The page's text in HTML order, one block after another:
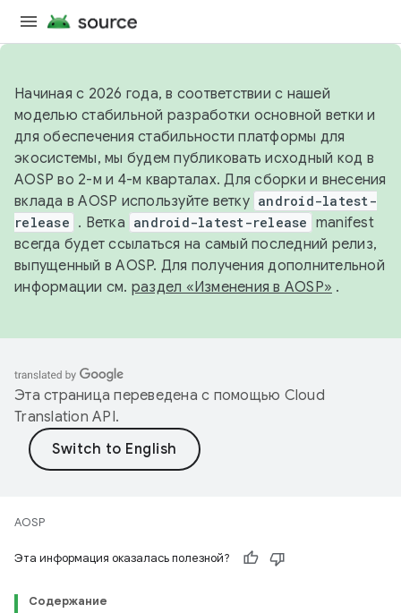
Начиная с 2026 года, в соответствии с нашей
моделью стабильной разработки основной ветки и
для обеспечения стабильности платформы для
экосистемы, мы будем публиковать исходный код в
AOSP во 2-м и 4-м кварталах. Для сборки и внесения
вклада в AOSP используйте ветку android-latest-
release . Ветка android-latest-release manifest
всегда будет ссылаться на самый последний релиз,
выпущенный в AOSP. Для получения дополнительной
информации см. раздел «Изменения в AOSP» .
Эта страница переведена с помощью Cloud
Translation API.
AOSP
Эта информация оказалась полезной?
Содержание